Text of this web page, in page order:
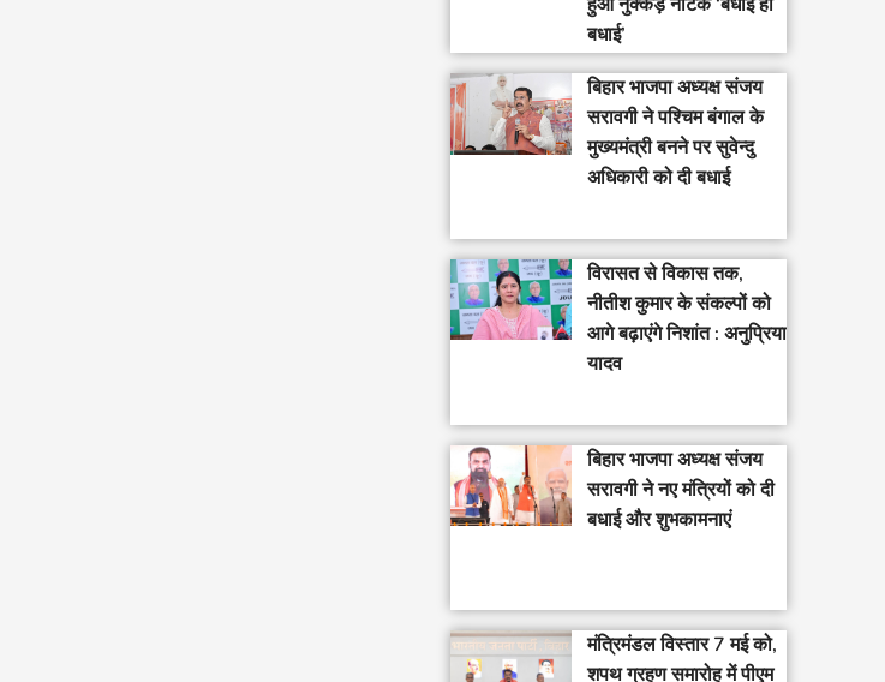
बधाई’
‎बिहार भाजपा अध्यक्ष संजय
सरावगी ने पश्चिम बंगाल के
मुख्यमंत्री बनने पर सुवेन्दु
अधिकारी को दी बधाई
विरासत से विकास तक,
नीतीश कुमार के संकल्पों को
आगे बढ़ाएंगे निशांत : अनुप्रिया
यादव
बिहार भाजपा अध्यक्ष संजय
सरावगी ने नए मंत्रियों को दी
बधाई और शुभकामनाएं
मंत्रिमंडल विस्तार 7 मई को,
शपथ ग्रहण समारोह में पीएम